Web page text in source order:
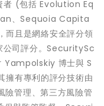
(包括 Evolution Eq
、Sequoia Capita
且是網絡安全評分領
公司評分。SecuritySc
博士與 S
有專利的評分技術由
管理、第三方風險管